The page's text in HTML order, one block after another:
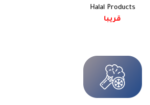
Halal Products
قريبا